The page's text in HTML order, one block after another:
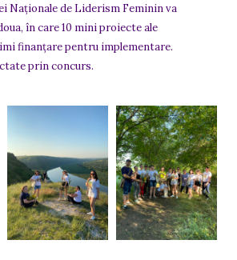
Naționale de Liderism Feminin va
în care 10 mini proiecte ale
finanțare pentru implementare.
prin concurs.